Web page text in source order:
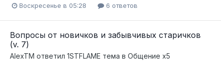
Воскресенье в 05:28 6 ответов
Вопросы от новичков и забывчивых старичков
(v. 7)
AlexTM ответил 1STFLAME тема в Общение x5